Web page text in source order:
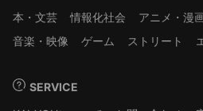
本・文芸
情報化社会 アニメ・漫
音楽・映像
ゲーム ストリート
SERVICE